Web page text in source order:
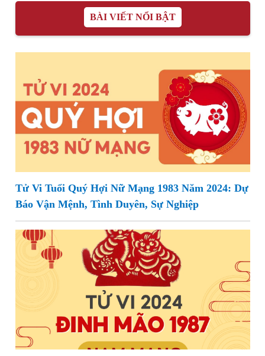
BÀI VIẾT NỔI BẬT
Tử Vi Tuổi Quý Hợi Nữ Mạng 1983 Năm 2024: Dự
Báo Vận Mệnh, Tình Duyên, Sự Nghiệp